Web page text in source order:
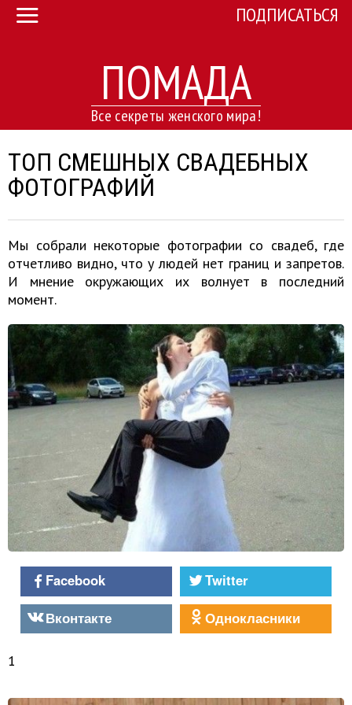
ПОМАДА
Все секреты женского мира!
ПОДПИСАТЬСЯ
ТОП СМЕШНЫХ СВАДЕБНЫХ
ФОТОГРАФИЙ
Мы собрали некоторые фотографии со свадеб, где
отчетливо видно, что у людей нет границ и запретов.
И мнение окружающих их волнует в последний
момент.
Facebook
Twitter
Вконтакте
Однокласники
1